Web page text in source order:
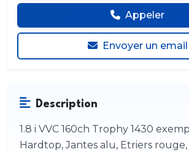
Appeler
Envoyer un email
Description
1.8 i VVC 160ch Trophy 1430
Hardtop, Jantes alu, Etriers rouge,